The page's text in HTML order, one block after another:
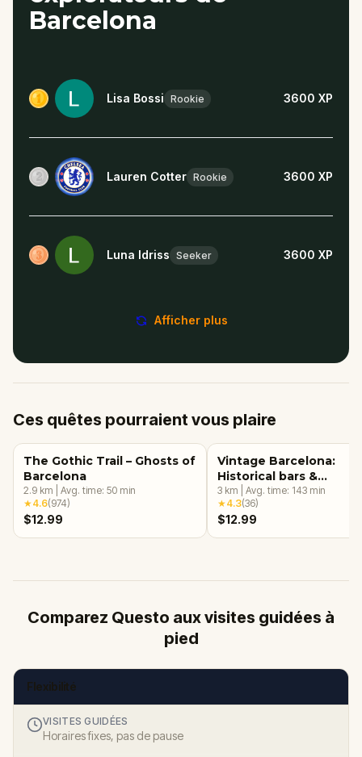
Barcelona
Lisa Bossi Rookie 3600 XP
Lauren Cotter Rookie 3600 XP
Luna Idriss Seeker 3600 XP
Afficher plus
Ces quêtes pourraient vous plaire
The Gothic Trail – Ghosts of
Barcelona
2.9 km Avg. time: 50 min
★4.6(974)
$12.99
Vintage Barcelona:
Historical bars &
restaurants
3 km Avg. time: 143 min
★4.3(36)
$12.99
Comparez Questo aux visites guidées à
pied
Flexibilité
VISITES GUIDÉES
Horaires fixes, pas de pause